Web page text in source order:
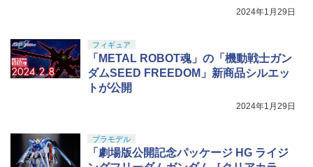
2024年1月29日
フィギュア
「METAL ROBOT魂」の「機動戦士ガン
ダムSEED FREEDOM」新商品シルエッ
トが公開
2024年1月29日
プラモデル
「劇場版公開記念パッケージ HG ライジ